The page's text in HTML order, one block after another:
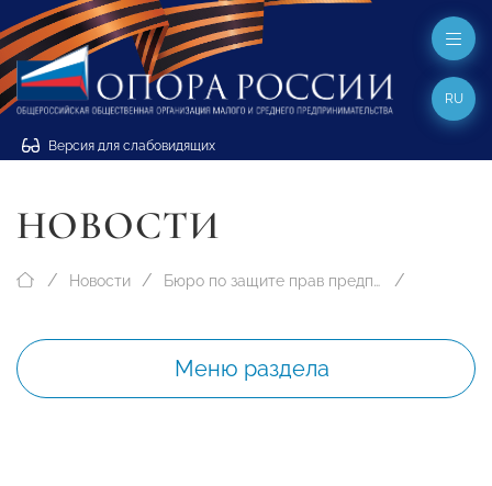
Версия для слабовидящих
RU
НОВОСТИ
Новости Бюро по защите прав предпринимателей
Меню раздела